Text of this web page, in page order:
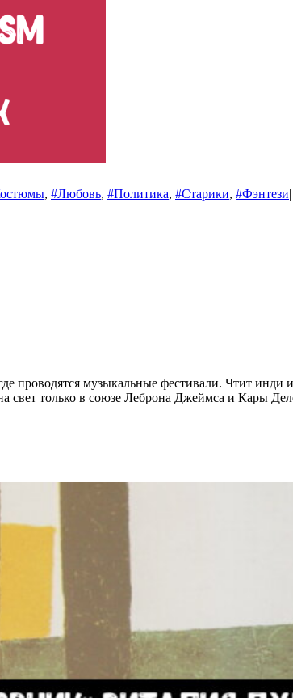
, #Любовь, #Политика, #Старики, #Фэнтези|
проводятся музыкальные фестивали. Чтит инди
только в союзе Леброна Джеймса и Кары